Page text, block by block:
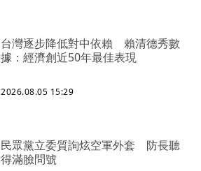
台灣逐步降低對中依賴 賴清德秀數
據：經濟創近50年最佳表現
2026.08.05 15:29
民眾黨立委質詢炫空軍外套 防長聽
得滿臉問號